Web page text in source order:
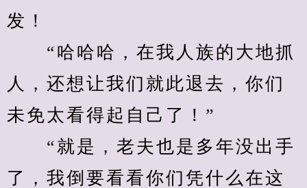
发！
“哈哈哈，在我人族的大地抓
人，还想让我们就此退去，你们
未免太看得起自己了！”
“就是，老夫也是多年没出手
了，我倒要看看你们凭什么在这